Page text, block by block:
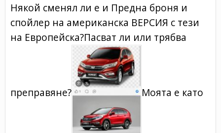
Някой сменял ли е и Предна броня и
спойлер на американска ВЕРСИЯ с тези
на Европейска?Пасват ли или трябва
преправяне? Моята е като